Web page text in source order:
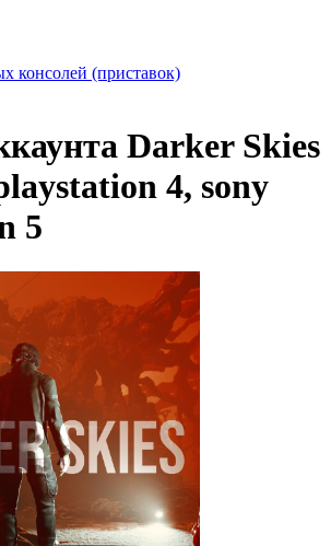
консолей (приставок)
Darker Skies
4, sony
5